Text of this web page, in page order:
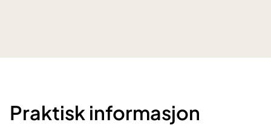
Praktisk informasjon